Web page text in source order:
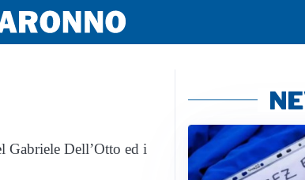
Gabriele Dell’Otto ed i